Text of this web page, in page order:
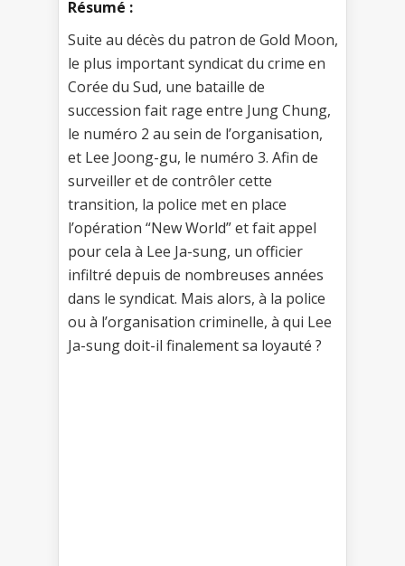
Résumé :
Suite au décès du patron de Gold Moon,
le plus important syndicat du crime en
Corée du Sud, une bataille de
succession fait rage entre Jung Chung,
le numéro 2 au sein de l’organisation,
et Lee Joong-gu, le numéro 3. Afin de
surveiller et de contrôler cette
transition, la police met en place
l’opération “New World” et fait appel
pour cela à Lee Ja-sung, un officier
infiltré depuis de nombreuses années
dans le syndicat. Mais alors, à la police
ou à l’organisation criminelle, à qui Lee
Ja-sung doit-il finalement sa loyauté ?